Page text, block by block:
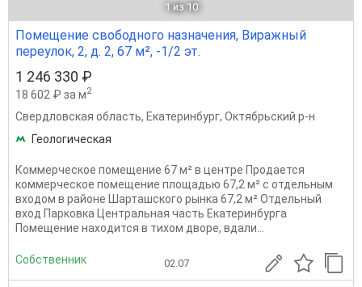
1 из 10
Помещение свободного назначения, Виражный
переулок, 2, д. 2, 67 м², -1/2 эт.
1 246 330 ₽
18 602 ₽ за м2
Свердловская область, Екатеринбург, Октябрьский р-н
Геологическая
Коммерческое помещение 67 м² в центре Продается
коммерческое помещение площадью 67,2 м² с отдельным
входом в районе Шарташского рынка 67,2 м² Отдельный
вход Парковка Центральная часть Екатеринбурга
Помещение находится в тихом дворе, вдали...
Собственник 02.07